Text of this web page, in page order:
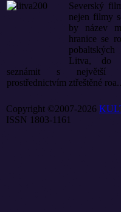
Severský
nejen filmy
by název
hranice se
Litva, do
seznámit s největší
prostřednictvím ztřeštěné
Copyright ©2007-2026
ISSN 1803-1161